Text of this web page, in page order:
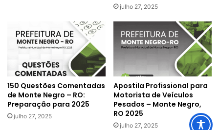
julho 27, 2025
150 Questões Comentadas
de Monte Negro – RO:
Preparação para 2025
julho 27, 2025
Apostila Profissional para
Motorista de Veículos
Pesados – Monte Negro,
RO 2025
julho 27, 2025